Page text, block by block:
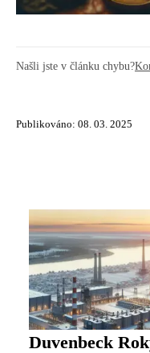
Našli jste v článku chybu?
Publikováno: 08. 03. 2025
Duvenbeck